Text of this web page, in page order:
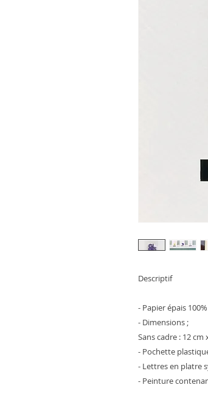
Descriptif
- Papier épais
- Dimensions ;
Sans cadre : 12 cm
- Pochette
- Lettres en platre
- Peinture